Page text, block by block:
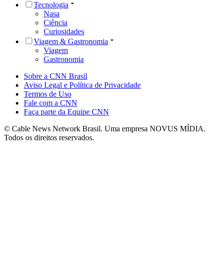
Tecnologia
Nasa
Ciência
Curiosidades
Viagem & Gastronomia
Viagem
Gastronomia
Sobre a CNN Brasil
Aviso Legal e Política de Privacidade
Termos de Uso
Fale com a CNN
Faça parte da Equipe CNN
© Cable News Network Brasil. Uma empresa NOVUS MÍDIA.
Todos os direitos reservados.